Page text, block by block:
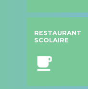
RESTAURANT
SCOLAIRE
local_cafe